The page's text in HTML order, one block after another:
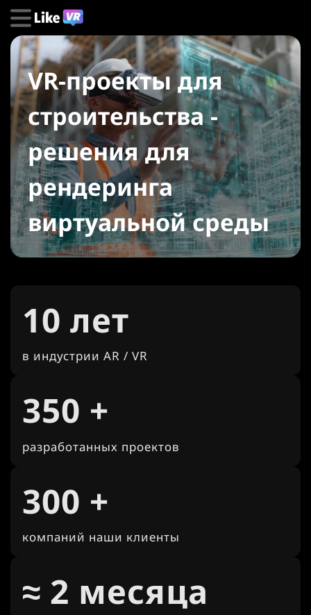
VR-проекты для
строительства -
решения для
рендеринга
виртуальной среды
10 лет
в индустрии AR / VR
350 +
разработанных проектов
300 +
компаний наши клиенты
≈ 2 месяца